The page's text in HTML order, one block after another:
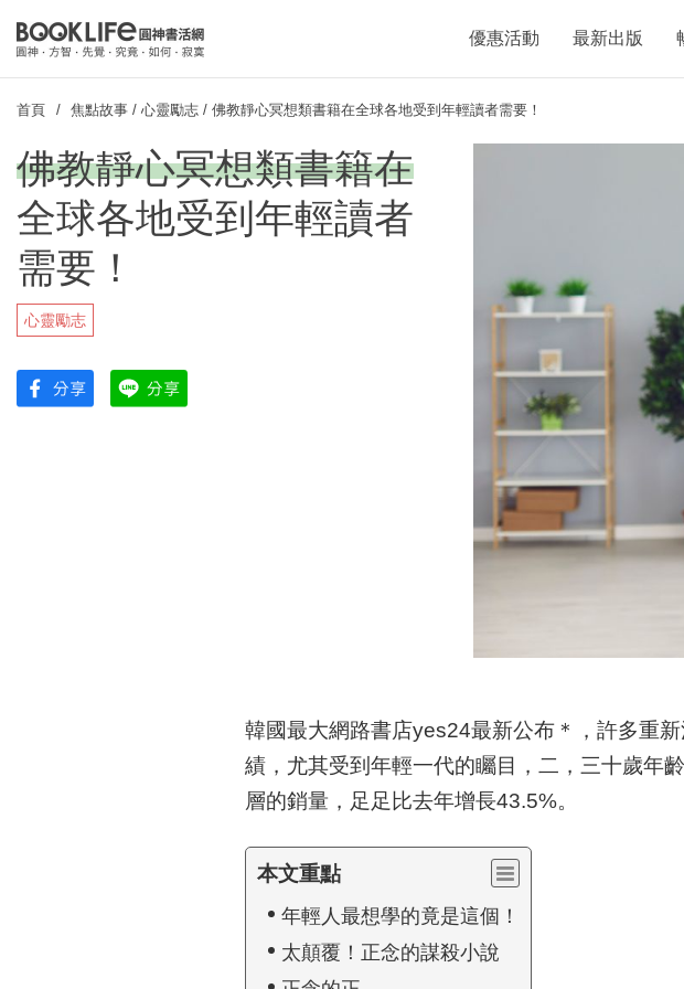
優惠活動 最新出版
首頁 焦點故事 / 心靈勵志 / 佛教靜心冥想類書籍在全球各地受到年輕讀者需要！
佛教靜心冥想類書籍在
全球各地受到年輕讀者
需要！
心靈勵志
韓國最大網路書店yes24最新公布＊，許多重
績，尤其受到年輕一代的矚目，二，三十歲年
層的銷量，足足比去年增長43.5%。
本文重點
年輕人最想學的竟是這個！
太顛覆！正念的謀殺小說